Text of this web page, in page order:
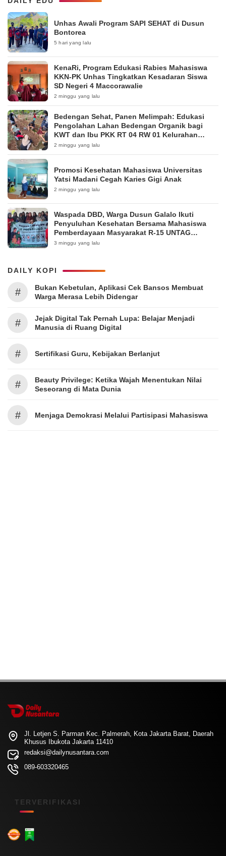
Unhas Awali Program SAPI SEHAT di Dusun
Bontorea
5 hari yang lalu
KenaRi, Program Edukasi Rabies Mahasiswa
KKN-PK Unhas Tingkatkan Kesadaran Siswa
SD Negeri 4 Maccorawalie
2 minggu yang lalu
Bedengan Sehat, Panen Melimpah: Edukasi
Pengolahan Lahan Bedengan Organik bagi
KWT dan Ibu PKK RT 04 RW 01 Kelurahan
Pakintelan
2 minggu yang lalu
Promosi Kesehatan Mahasiswa Universitas
Yatsi Madani Cegah Karies Gigi Anak
2 minggu yang lalu
Waspada DBD, Warga Dusun Galalo Ikuti
Penyuluhan Kesehatan Bersama Mahasiswa
Pemberdayaan Masyarakat R-15 UNTAG
Surabaya 2026
3 minggu yang lalu
DAILY KOPI
#
Bukan Kebetulan, Aplikasi Cek Bansos Membuat
Warga Merasa Lebih Didengar
#
Jejak Digital Tak Pernah Lupa: Belajar Menjadi
Manusia di Ruang Digital
# Sertifikasi Guru, Kebijakan Berlanjut
#
Beauty Privilege: Ketika Wajah Menentukan Nilai
Seseorang di Mata Dunia
# Menjaga Demokrasi Melalui Partisipasi Mahasiswa
Jl. Letjen S. Parman Kec. Palmerah, Kota Jakarta Barat, Daerah
Khusus Ibukota Jakarta 11410
redaksi@dailynusantara.com
089-603320465
TERVERIFIKASI